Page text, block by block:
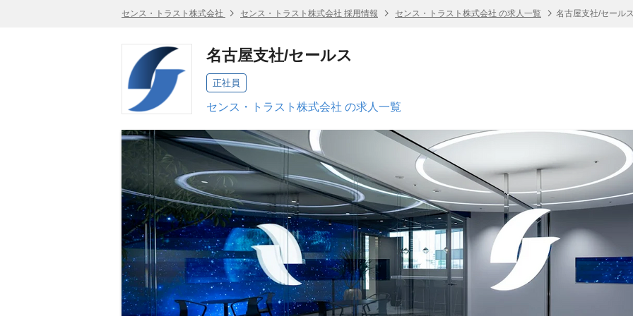
センス・トラスト株式会社 センス・トラスト株式会社 採用情報 センス・トラスト株式会社 の求人一覧 名古屋支社/セール
名古屋支社/セールス
正社員
センス・トラスト株式会社 の求人一覧